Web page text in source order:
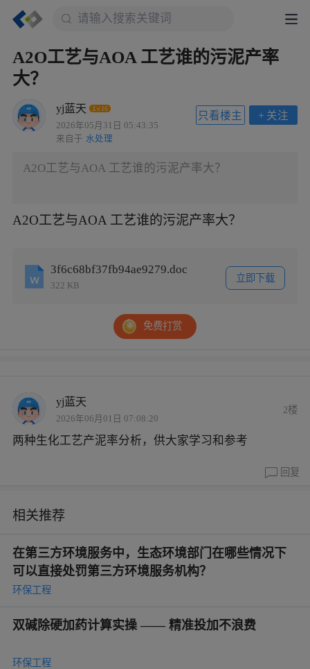
A2O工艺与AOA 工艺谁的污泥产率
大？
yj蓝天 Lv.16
2026年05月31日 05:43:35
来自于 水处理
+ 关注
只看楼主
A2O工艺与AOA 工艺谁的污泥产率大？
A2O工艺与AOA 工艺谁的污泥产率大？
3f6c68bf37fb94ae9279.doc
322 KB
立即下载
免费打赏
yj蓝天
2026年06月01日 07:08:20
2楼
两种生化工艺产泥率分析，供大家学习和参考
回复
相关推荐
在第三方环境服务中，生态环境部门在哪些情况下
可以直接处罚第三方环境服务机构？
环保工程
双碱除硬加药计算实操 —— 精准投加不浪费
环保工程